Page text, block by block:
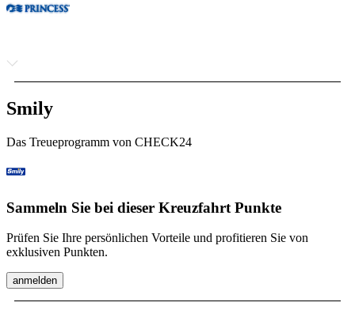
Smily
Das Treueprogramm von CHECK24
Sammeln Sie bei dieser Kreuzfahrt Punkte
Prüfen Sie Ihre persönlichen Vorteile und profitieren Sie von
exklusiven Punkten.
anmelden